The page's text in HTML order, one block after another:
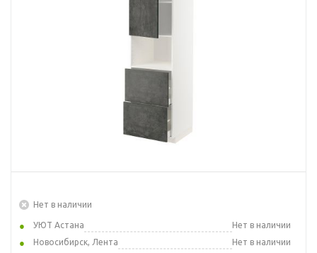
Нет в наличии
УЮТ Астана
Нет в наличии
Новосибирск, Лента
Нет в наличии